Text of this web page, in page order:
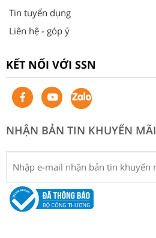
Tin tuyển dụng
Liên hệ - góp ý
KẾT NỐI VỚI SSN
NHẬN BẢN TIN KHUYẾN MÃI